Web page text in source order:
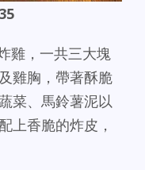
雞，一共三大塊
雞胸，帶著酥脆
菜、馬鈴薯泥以
上香脆的炸皮，